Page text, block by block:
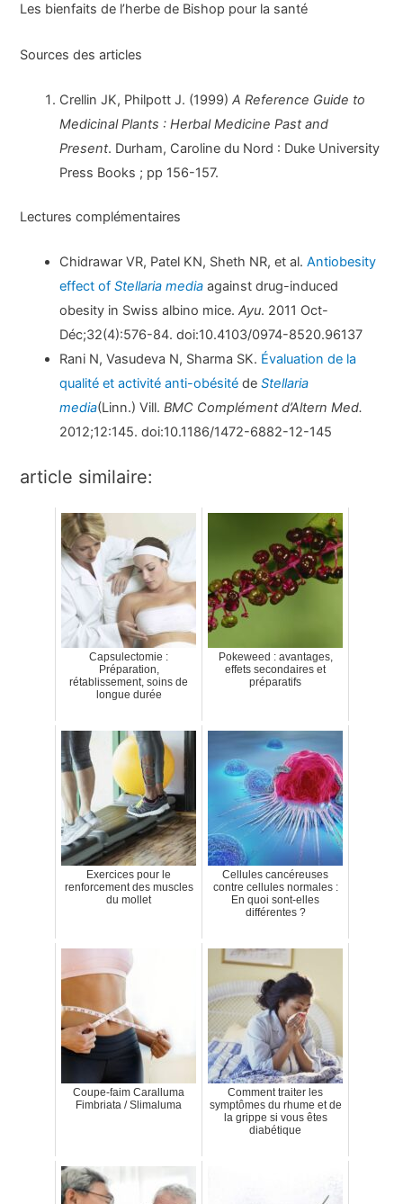
Les bienfaits de l’herbe de Bishop pour la santé
Sources des articles
Crellin JK, Philpott J. (1999)A Reference Guide to
Medicinal Plants : Herbal Medicine Past and
Present. Durham, Caroline du Nord : Duke University
Press Books ; pp 156-157.
Lectures complémentaires
Chidrawar VR, Patel KN, Sheth NR, et al.Antiobesity
effect ofStellaria media against drug-induced
obesity in Swiss albino mice.Ayu. 2011 Oct-
Déc;32(4):576-84. doi:10.4103/0974-8520.96137
Rani N, Vasudeva N, Sharma SK. Évaluation de la
qualité et activité anti-obésité deStellaria
media(Linn.) Vill.BMC Complément d’Altern Med.
2012;12:145. doi:10.1186/1472-6882-12-145
article similaire:
Capsulectomie :
Préparation,
rétablissement, soins de
longue durée
Pokeweed : avantages,
effets secondaires et
préparatifs
Exercices pour le
renforcement des muscles
du mollet
Cellules cancéreuses
contre cellules normales :
En quoi sont-elles
différentes ?
Coupe-faim Caralluma
Fimbriata / Slimaluma
Comment traiter les
symptômes du rhume et de
la grippe si vous êtes
diabétique